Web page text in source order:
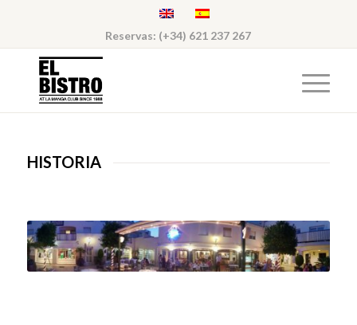
Reservas: (+34) 621 237 267
HISTORIA